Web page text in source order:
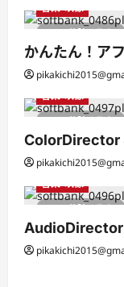
1 分読み取り
音楽・映像
かんたん！ア
1 分読み取り
音楽・映像
ColorDirector
1 分読み取り
音楽・映像
AudioDirector